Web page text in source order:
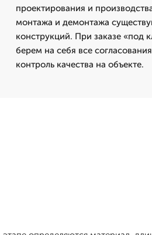
проектирования и
монтажа и демонтажа
конструкций. При заказе «под
берем на себя все
контроль качества на объекте.